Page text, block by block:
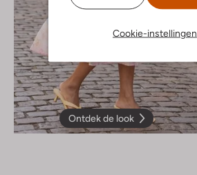
Cookie-instellingen
Ontdek de look